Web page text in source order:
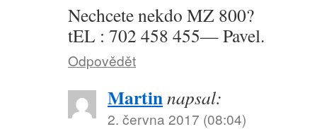
Nechcete nekdo MZ 800?
tEL : 702 458 455— Pavel.
Odpovědět
Martinnapsal:
2. června 2017 (08:04)